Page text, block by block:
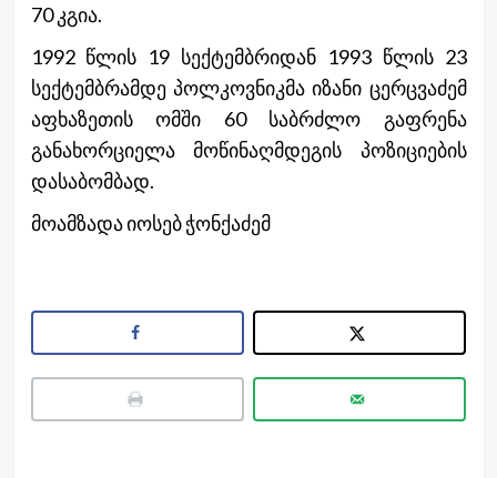
70 კგია.
1992 წლის 19 სექტემბრიდან 1993 წლის 23
სექტემბრამდე პოლკოვნიკმა იზანი ცერცვაძემ
აფხაზეთის ომში 60 საბრძლო გაფრენა
განახორციელა მოწინაღმდეგის პოზიციების
დასაბომბად.
მოამზადა იოსებ ჭონქაძემ